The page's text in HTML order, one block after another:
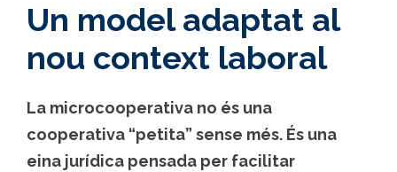
Un model adaptat al
nou context laboral
La microcooperativa no és una
cooperativa “petita” sense més. És una
eina jurídica pensada per facilitar